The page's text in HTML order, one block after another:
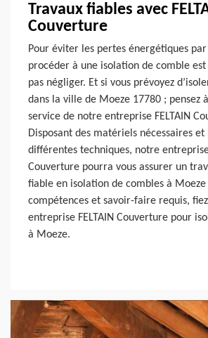
Travaux fiables avec
Couverture
Pour éviter les pertes énergétiques
procéder à une isolation de comble
pas négliger. Et si vous prévoyez
dans la ville de Moeze 17780 ; pensez
service de notre entreprise FELTAIN
Disposant des matériels nécessaires
différentes techniques, notre entreprise
Couverture pourra vous assurer un
fiable en isolation de combles à
compétences et savoir-faire requis,
entreprise FELTAIN Couverture pour
à Moeze.